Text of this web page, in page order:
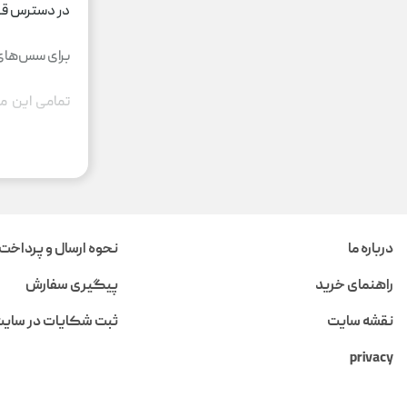
در دسترس
برای
تمامی این
بطری سس
رنگهای
آن بسیار
این
ایده‌آل
درباره ما نحوه ارسال و پرداخت
راهنمای خرید
پیگیری سفارش
نقشه سایت
ثبت شکایات در
privacy